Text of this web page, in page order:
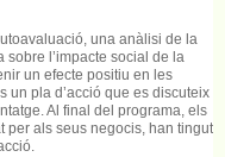
una anàlisi de la
l’impacte social de la
un efecte positiu en les
un pla d’acció que es discuteix
Al final del programa, els
per als seus negocis, han tingut